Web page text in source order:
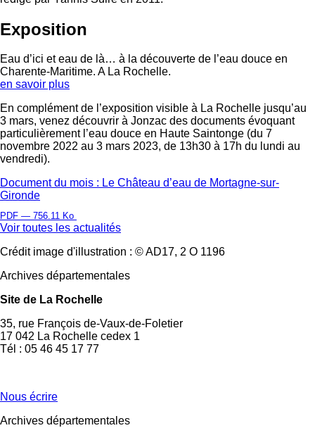
Exposition
Eau d’ici et eau de là… à la découverte de l’eau douce en
Charente-Maritime. A La Rochelle.
en savoir plus
En complément de l’exposition visible à La Rochelle jusqu’au
3 mars, venez découvrir à Jonzac des documents évoquant
particulièrement l’eau douce en Haute Saintonge (du 7
novembre 2022 au 3 mars 2023, de 13h30 à 17h du lundi au
vendredi).
Document du mois : Le Château d’eau de Mortagne-sur-
Gironde
PDF — 756.11 Ko
Voir toutes les actualités
Crédit image d'illustration : © AD17, 2 O 1196
Archives départementales
Site de La Rochelle
35, rue François de-Vaux-de-Foletier
17 042 La Rochelle cedex 1
Tél : 05 46 45 17 77
Nous écrire
Archives départementales